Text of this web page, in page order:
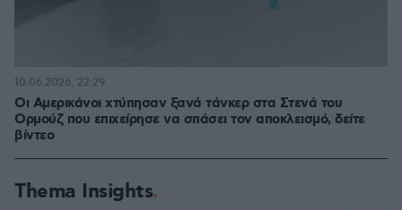
Οι Αμερικάνοι χτύπησαν ξανά τάνκερ στα Στενά του
Ορμούζ που επιχείρησε να σπάσει τον αποκλεισμό, δείτε
βίντεο
10.06.2026, 22:29
Thema Insights